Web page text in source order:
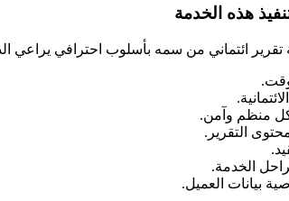
هذه الخدمة
ائتماني من سمه بأسلوب احترافي يراعي
منظم وآمن.
التقرير.
الخدمة.
بيانات العميل.